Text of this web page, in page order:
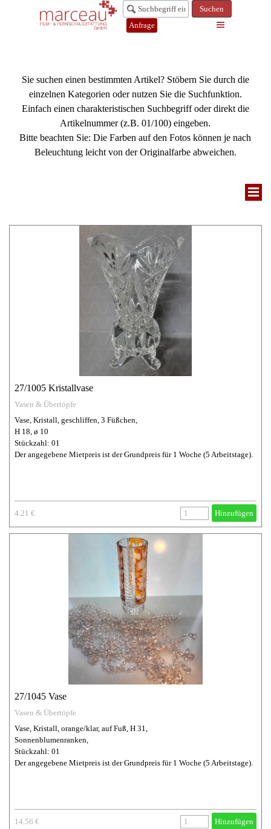
Suchen
Anfrage
Sie suchen einen bestimmten Artikel? Stöbern Sie durch die
einzelnen Kategorien oder nutzen Sie die Suchfunktion.
Einfach einen charakteristischen Suchbegriff oder direkt die
Artikelnummer (z.B. 01/100) eingeben.
Bitte beachten Sie: Die Farben auf den Fotos können je nach
Beleuchtung leicht von der Originalfarbe abweichen.
27/1005 Kristallvase
Vasen & Übertöpfe
Vase, Kristall, geschliffen, 3 Füßchen,
H 18, ø 10
Stückzahl: 01
Der angegebene Mietpreis ist der Grundpreis für 1 Woche (5 Arbeitstage).
4.21 € Hinzufügen
27/1045 Vase
Vasen & Übertöpfe
Vase, Kristall, orange/klar, auf Fuß, H 31,
Sonnenblumenranken,
Stückzahl: 01
Der angegebene Mietpreis ist der Grundpreis für 1 Woche (5 Arbeitstage).
14.56 € Hinzufügen